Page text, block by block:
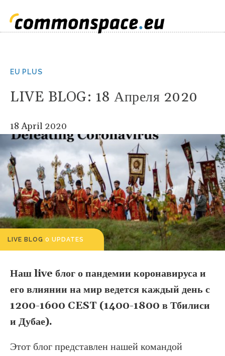
EU PLUS
LIVE BLOG: 18 Апреля 2020
18 April 2020
LIVE BLOG 0 UPDATES
Наш live блог о пандемии коронавируса и
его влиянии на мир ведется каждый день с
1200-1600 CEST (1400-1800 в Тбилиси
и Дубае).
Этот блог представлен нашей командой